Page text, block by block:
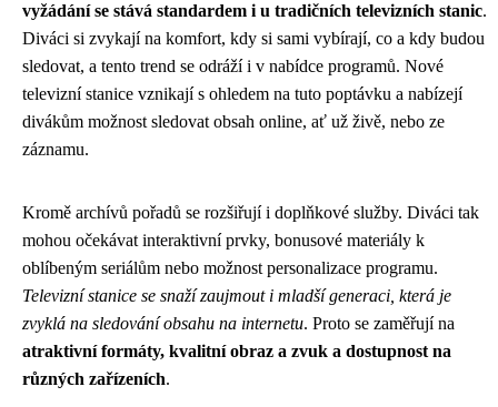
vyžádání se stává standardem i u tradičních televizních stanic.
Diváci si zvykají na komfort, kdy si sami vybírají, co a kdy budou
sledovat, a tento trend se odráží i v nabídce programů. Nové
televizní stanice vznikají s ohledem na tuto poptávku a nabízejí
divákům možnost sledovat obsah online, ať už živě, nebo ze
záznamu.
Kromě archívů pořadů se rozšiřují i doplňkové služby. Diváci tak
mohou očekávat interaktivní prvky, bonusové materiály k
oblíbeným seriálům nebo možnost personalizace programu.
Televizní stanice se snaží zaujmout i mladší generaci, která je
zvyklá na sledování obsahu na internetu. Proto se zaměřují na
atraktivní formáty, kvalitní obraz a zvuk a dostupnost na
různých zařízeních.